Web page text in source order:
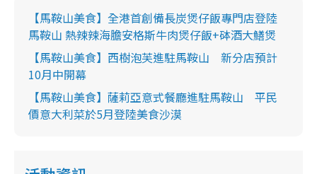
【馬鞍山美食】全港首創備長炭煲仔飯專門店登陸
馬鞍山 熱辣辣海膽安格斯牛肉煲仔飯+砵酒大鱔煲
【馬鞍山美食】西樹泡芙進駐馬鞍山 新分店預計
10月中開幕
【馬鞍山美食】薩莉亞意式餐廳進駐馬鞍山 平民
價意大利菜於5月登陸美食沙漠